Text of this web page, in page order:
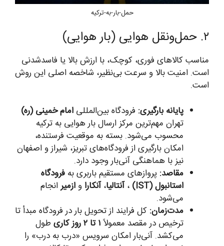
حمل-بار-به-ترکیه
۲. حمل‌ونقل هوایی (بار هوایی)
مناسب کالاهای فوری، کوچک، با ارزش بالا یا فاسدشدنی
است. امنیت بالا و سرعت بی‌نظیر، شاخصه اصلی این روش
است.
پایانه بارگیری: فرودگاه بین‌المللی امام خمینی (ره)
تهران مهم‌ترین مرکز ارسال بار هوایی به ترکیه
محسوب می‌شود. بسته به موقعیت فرستنده،
امکان بارگیری از فرودگاه‌های تبریز، شیراز و اصفهان
نیز با هماهنگی آنی‌بار وجود دارد.
مقاصد: پروازهای مستقیم باربری به فرودگاه
استانبول (IST)
،آنتالیا،آنکارا وازمیرانجام
می‌شود.
مدت‌زمان: کل فرایند از تحویل بار در فرودگاه مبدأ تا
ترخیص در مقصد معمولاً۱ تا ۲ روز کاری
طول
می‌کشد. آنی‌بار امکان سرویس «درب به درب» را